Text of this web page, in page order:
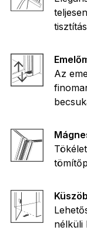
Az
nélküli